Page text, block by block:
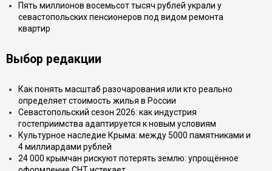
Пять миллионов восемьсот тысяч рублей украли у
севастопольских пенсионеров под видом ремонта
квартир
Выбор редакции
Как понять масштаб разочарования или кто реально
определяет стоимость жилья в России
Севастопольский сезон 2026: как индустрия
гостеприимства адаптируется к новым условиям
Культурное наследие Крыма: между 5000 памятниками и
4 миллиардами рублей
24 000 крымчан рискуют потерять землю: упрощённое